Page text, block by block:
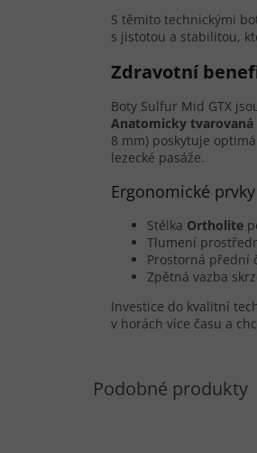
S těmito technickými
s jistotou a stabilitou,
Zdravotní
Boty Sulfur Mid GTX
Anatomicky tvarovaná
8 mm) poskytuje
lezecké pasáže.
Ergonomické
Stélka Ortholite
Tlumení
Prostorná přední
Zpětná vazba
Investice do kvalitní
v horách více času a